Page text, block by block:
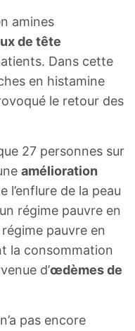
amines
de tête
Dans cette
en histamine
le retour des
27 personnes sur
amélioration
l’enflure de la peau
régime pauvre en
pauvre en
la consommation
d’œdèmes de
pas encore